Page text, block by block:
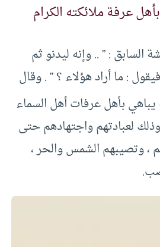
عرفة ملائكته الكرام
: ” .. وإنه ليدنو ثم
: ما أراد هؤلاء ؟ ” . وقال
يباهي بأهل عرفات أهل السماء
لعبادتهم واجتهادهم حتى
، وتصيبهم الشمس والحر ،